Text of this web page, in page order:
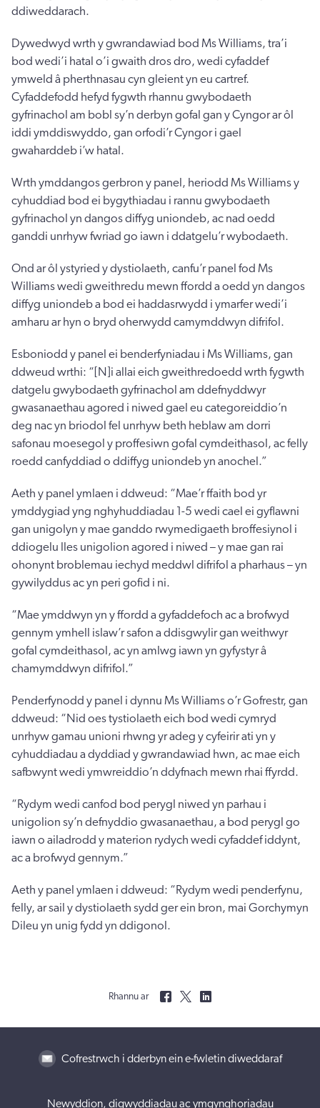
ddiweddarach.
Dywedwyd wrth y gwrandawiad bod Ms Williams, tra’i
bod wedi’i hatal o’i gwaith dros dro, wedi cyfaddef
ymweld â pherthnasau cyn gleient yn eu cartref.
Cyfaddefodd hefyd fygwth rhannu gwybodaeth
gyfrinachol am bobl sy’n derbyn gofal gan y Cyngor ar ôl
iddi ymddiswyddo, gan orfodi’r Cyngor i gael
gwaharddeb i’w hatal.
Wrth ymddangos gerbron y panel, heriodd Ms Williams y
cyhuddiad bod ei bygythiadau i rannu gwybodaeth
gyfrinachol yn dangos diffyg uniondeb, ac nad oedd
ganddi unrhyw fwriad go iawn i ddatgelu’r wybodaeth.
Ond ar ôl ystyried y dystiolaeth, canfu’r panel fod Ms
Williams wedi gweithredu mewn ffordd a oedd yn dangos
diffyg uniondeb a bod ei haddasrwydd i ymarfer wedi’i
amharu ar hyn o bryd oherwydd camymddwyn difrifol.
Esboniodd y panel ei benderfyniadau i Ms Williams, gan
ddweud wrthi: “[N]i allai eich gweithredoedd wrth fygwth
datgelu gwybodaeth gyfrinachol am ddefnyddwyr
gwasanaethau agored i niwed gael eu categoreiddio’n
deg nac yn briodol fel unrhyw beth heblaw am dorri
safonau moesegol y proffesiwn gofal cymdeithasol, ac felly
roedd canfyddiad o ddiffyg uniondeb yn anochel.”
Aeth y panel ymlaen i ddweud: “Mae’r ffaith bod yr
ymddygiad yng nghyhuddiadau 1-5 wedi cael ei gyflawni
gan unigolyn y mae ganddo rwymedigaeth broffesiynol i
ddiogelu lles unigolion agored i niwed – y mae gan rai
ohonynt broblemau iechyd meddwl difrifol a pharhaus – yn
gywilyddus ac yn peri gofid i ni.
“Mae ymddwyn yn y ffordd a gyfaddefoch ac a brofwyd
gennym ymhell islaw’r safon a ddisgwylir gan weithwyr
gofal cymdeithasol, ac yn amlwg iawn yn gyfystyr â
chamymddwyn difrifol.”
Penderfynodd y panel i dynnu Ms Williams o’r Gofrestr, gan
ddweud: “Nid oes tystiolaeth eich bod wedi cymryd
unrhyw gamau unioni rhwng yr adeg y cyfeirir ati yn y
cyhuddiadau a dyddiad y gwrandawiad hwn, ac mae eich
safbwynt wedi ymwreiddio’n ddyfnach mewn rhai ffyrdd.
“Rydym wedi canfod bod perygl niwed yn parhau i
unigolion sy’n defnyddio gwasanaethau, a bod perygl go
iawn o ailadrodd y materion rydych wedi cyfaddef iddynt,
ac a brofwyd gennym.”
Aeth y panel ymlaen i ddweud: “Rydym wedi penderfynu,
felly, ar sail y dystiolaeth sydd ger ein bron, mai Gorchymyn
Dileu yn unig fydd yn ddigonol.
Rhannu ar
Cofrestrwch i dderbyn ein e-fwletin diweddaraf
Newyddion, digwyddiadau ac ymgynghoriadau